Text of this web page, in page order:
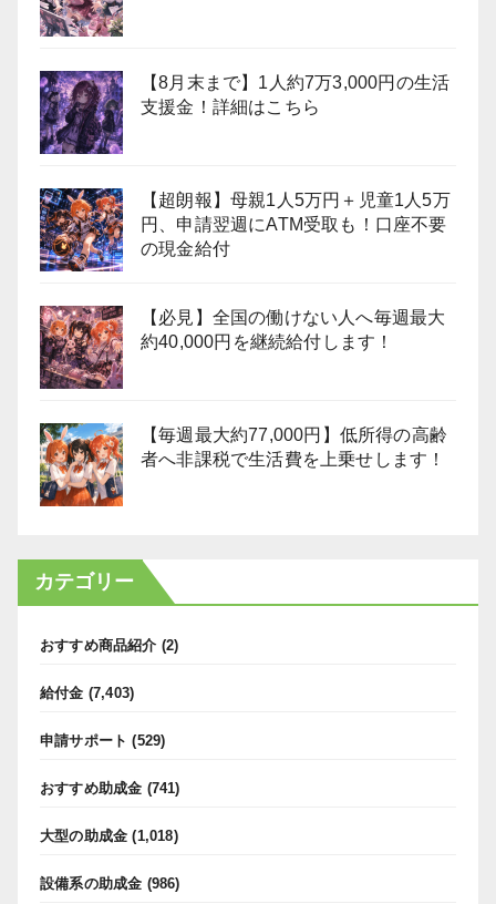
【8月末まで】1人約7万3,000円の生活
支援金！詳細はこちら
【超朗報】母親1人5万円＋児童1人5万
円、申請翌週にATM受取も！口座不要
の現金給付
【必見】全国の働けない人へ毎週最大
約40,000円を継続給付します！
【毎週最大約77,000円】低所得の高齢
者へ非課税で生活費を上乗せします！
カテゴリー
おすすめ商品紹介 (2)
給付金 (7,403)
申請サポート (529)
おすすめ助成金 (741)
大型の助成金 (1,018)
設備系の助成金 (986)